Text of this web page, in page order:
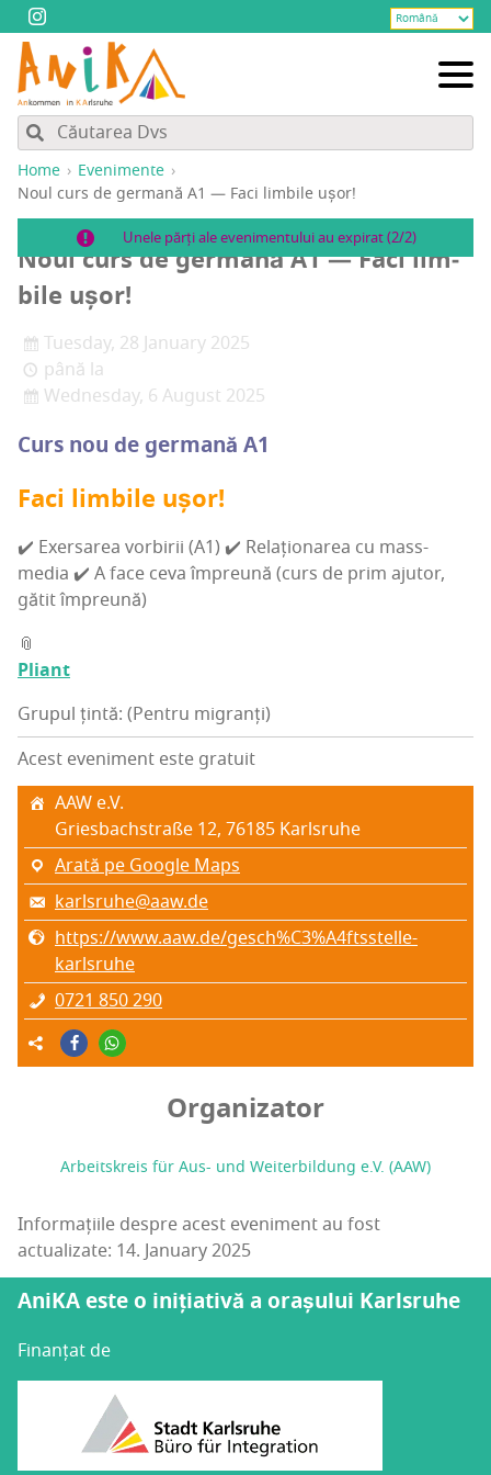
Home
Evenimente
Noul curs de ger­ma­nă A1 — Faci lim­bi­le ușor!
Unele părți ale evenimentului au expirat (2/2)
Noul curs de ger­ma­nă A1 — Faci lim­
bi­le ușor!
Tuesday, 28 January 2025
până la
Wednesday, 6 August 2025
Curs nou de ger­ma­nă A1
Faci lim­bi­le ușor!
✔️ Exer­sa­rea vor­bi­rii (A1) ✔️ Rela­țio­na­rea cu mass-
media ✔️ A face ceva împre­u­nă (curs de prim aju­tor,
gătit împreună)
📎
Pli­ant
Grupul țintă: (Pentru migranți)
Acest eveniment este gratuit
AAW e.V.
Gries­ba­chs­tra­ße 12, 76185 Karl­sru­he
Arată pe Google Maps
karlsruhe@aaw.de
https://www.aaw.de/gesch%C3%A4ftsstelle-
karlsruhe
0721 850 290
Organizator
Arbeitskreis für Aus- und Weiterbildung e.V. (AAW)
Informațiile despre acest eveniment au fost
actualizate: 14. January 2025
AniKA este o inițiativă a orașului Karlsruhe
Finanțat de